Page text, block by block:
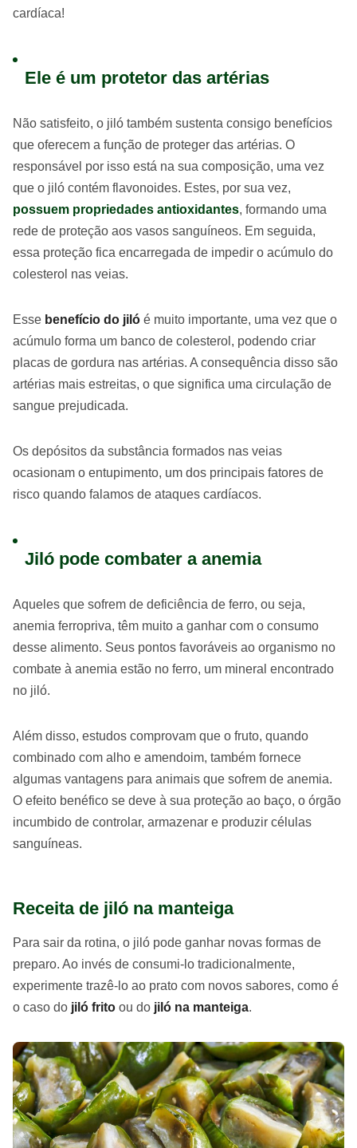
cardíaca!
Ele é um protetor das artérias
Não satisfeito, o jiló também sustenta consigo benefícios
que oferecem a função de proteger das artérias. O
responsável por isso está na sua composição, uma vez
que o jiló contém flavonoides. Estes, por sua vez,
possuem propriedades antioxidantes, formando uma
rede de proteção aos vasos sanguíneos. Em seguida,
essa proteção fica encarregada de impedir o acúmulo do
colesterol nas veias.
Esse benefício do jiló é muito importante, uma vez que o
acúmulo forma um banco de colesterol, podendo criar
placas de gordura nas artérias. A consequência disso são
artérias mais estreitas, o que significa uma circulação de
sangue prejudicada.
Os depósitos da substância formados nas veias
ocasionam o entupimento, um dos principais fatores de
risco quando falamos de ataques cardíacos.
Jiló pode combater a anemia
Aqueles que sofrem de deficiência de ferro, ou seja,
anemia ferropriva, têm muito a ganhar com o consumo
desse alimento. Seus pontos favoráveis ao organismo no
combate à anemia estão no ferro, um mineral encontrado
no jiló.
Além disso, estudos comprovam que o fruto, quando
combinado com alho e amendoim, também fornece
algumas vantagens para animais que sofrem de anemia.
O efeito benéfico se deve à sua proteção ao baço, o órgão
incumbido de controlar, armazenar e produzir células
sanguíneas.
Receita de jiló na manteiga
Para sair da rotina, o jiló pode ganhar novas formas de
preparo. Ao invés de consumi-lo tradicionalmente,
experimente trazê-lo ao prato com novos sabores, como é
o caso do jiló frito ou do jiló na manteiga.